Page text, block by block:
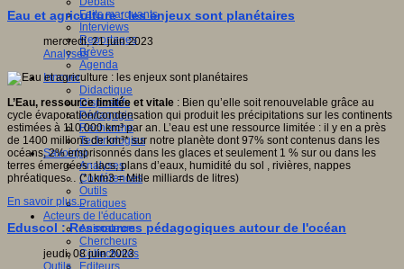
Faits marquants
Interviews
Reportages
Brèves
Agenda
Innover
Didactique
Dispositifs
Pédagogie
Recherche
Technologies
Savoir(s)
Analyses
Conférences
Outils
Pratiques
Acteurs de l'éducation
Animateurs
Chercheurs
Collectivités
Editeurs
Eau et agriculture : les enjeux sont planétaires
mercredi, 21 juin 2023
Analyses
L’Eau, ressource limitée et vitale : Bien qu’elle soit renouvelable grâce au
cycle évaporation/condensation qui produit les précipitations sur les continents
estimées à 110.000 km³ par an. L’eau est une ressource limitée : il y en a près
de 1400 millions de km³* sur notre planète dont 97% sont contenus dans les
océans, 2% emprisonnés dans les glaces et seulement 1 % sur ou dans les
terres émergées : lacs, plans d’eaux, humidité du sol , rivières, nappes
phréatiques… (*1km3 = Mille milliards de litres)
En savoir plus...
Eduscol : Ressources pédagogiques autour de l'océan
jeudi, 08 juin 2023
Outils